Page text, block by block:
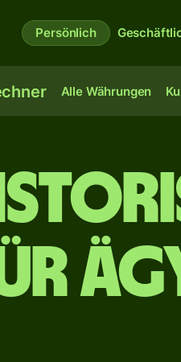
Persönlich
Alle Währungen